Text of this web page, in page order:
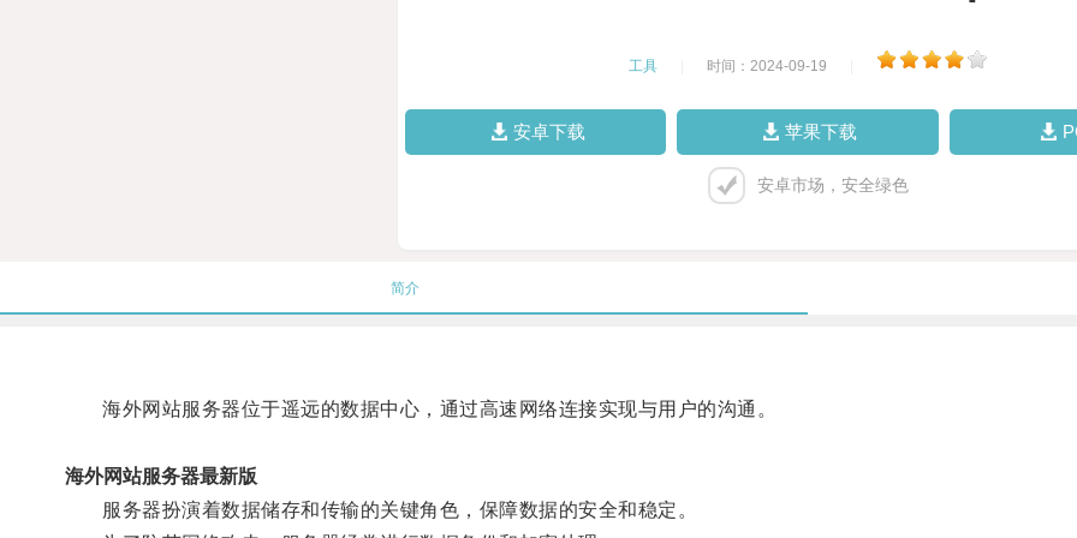
工具 时间：2024-09-19
安卓下载 苹果下载
安卓市场，安全绿色
简介
海外网站服务器位于遥远的数据中心，通过高速网络连接实现与用户的沟通。
海外网站服务器最新版
服务器扮演着数据储存和传输的关键角色，保障数据的安全和稳定。